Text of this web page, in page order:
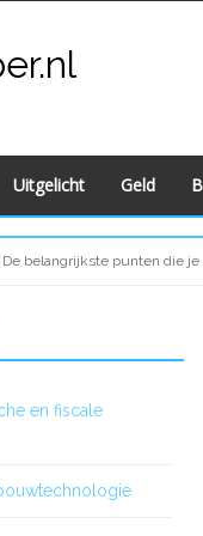
Uitgelicht Geld
De belangrijkste punten die
en fiscale